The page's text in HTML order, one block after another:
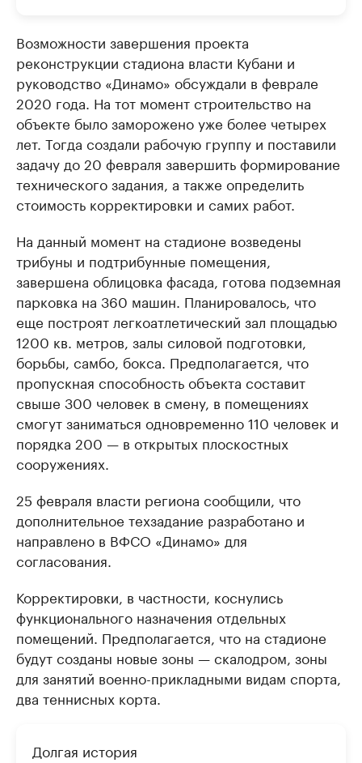
Возможности завершения проекта
реконструкции стадиона власти Кубани и
руководство «Динамо» обсуждали в феврале
2020 года. На тот момент строительство на
объекте было заморожено уже более четырех
лет. Тогда создали рабочую группу и поставили
задачу до 20 февраля завершить формирование
технического задания, а также определить
стоимость корректировки и самих работ.
На данный момент на стадионе возведены
трибуны и подтрибунные помещения,
завершена облицовка фасада, готова подземная
парковка на 360 машин. Планировалось, что
еще построят легкоатлетический зал площадью
1200 кв. метров, залы силовой подготовки,
борьбы, самбо, бокса. Предполагается, что
пропускная способность объекта составит
свыше 300 человек в смену, в помещениях
смогут заниматься одновременно 110 человек и
порядка 200 — в открытых плоскостных
сооружениях.
25 февраля власти региона сообщили, что
дополнительное техзадание разработано и
направлено в ВФСО «Динамо» для
согласования.
Корректировки, в частности, коснулись
функционального назначения отдельных
помещений. Предполагается, что на стадионе
будут созданы новые зоны — скалодром, зоны
для занятий военно-прикладными видам спорта,
два теннисных корта.
Долгая история